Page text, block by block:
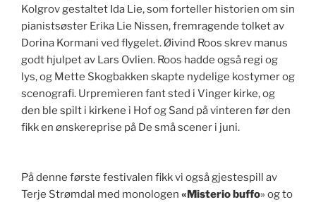
Kolgrov gestaltet Ida Lie, som forteller historien om sin
pianistsøster Erika Lie Nissen, fremragende tolket av
Dorina Kormani ved flygelet. Øivind Roos skrev manus
godt hjulpet av Lars Ovlien. Roos hadde også regi og
lys, og Mette Skogbakken skapte nydelige kostymer og
scenografi. Urpremieren fant sted i Vinger kirke, og
den ble spilt i kirkene i Hof og Sand på vinteren før den
fikk en ønskereprise på De små scener i juni.
På denne første festivalen fikk vi også gjestespill av
Terje Strømdal med monologen «Misterio buffo» og to